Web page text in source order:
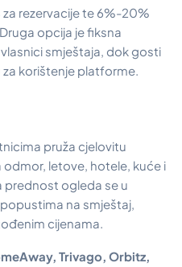
rezervacije te 6%-20%
opcija je fiksna
smještaja, dok gosti
korištenje platforme.
pruža cjelovitu
odmor, letove, hotele, kuće i
prednost ogleda se u
na smještaj,
cijenama.
Trivago, Orbitz,